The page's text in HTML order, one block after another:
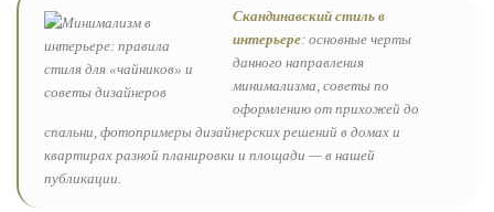
Скандинавский стиль в
интерьере: основные черты
данного направления
минимализма, советы по
оформлению от прихожей до
спальни, фотопримеры дизайнерских решений в домах и
квартирах разной планировки и площади — в нашей
публикации.